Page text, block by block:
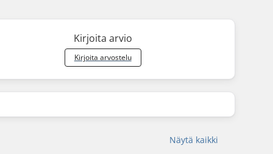
Kirjoita arvio
Kirjoita arvostelu
Näytä kaikki